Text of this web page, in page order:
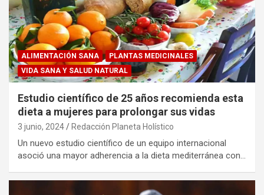
ALIMENTACIÓN SANA
PLANTAS MEDICINALES
VIDA SANA Y SALUD NATURAL
Estudio científico de 25 años recomienda esta
dieta a mujeres para prolongar sus vidas
3 junio, 2024 Redacción Planeta Holístico
Un nuevo estudio científico de un equipo internacional
asoció una mayor adherencia a la dieta mediterránea con…